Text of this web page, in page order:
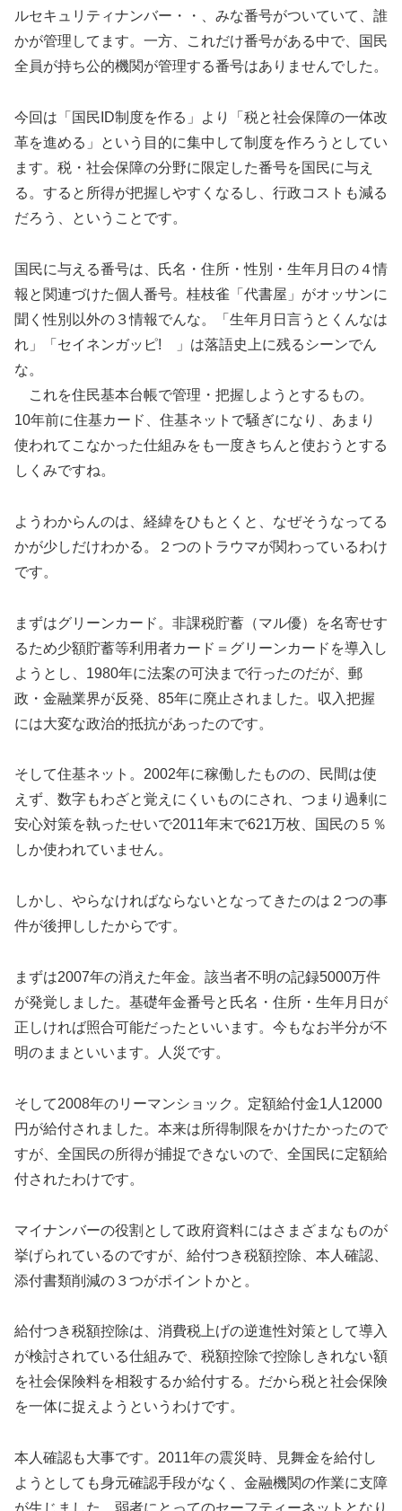
ルセキュリティナンバー・・、みな番号がついていて、誰
かが管理してます。一方、これだけ番号がある中で、国民
全員が持ち公的機関が管理する番号はありませんでした。
今回は「国民ID制度を作る」より「税と社会保障の一体改
革を進める」という目的に集中して制度を作ろうとしてい
ます。税・社会保障の分野に限定した番号を国民に与え
る。すると所得が把握しやすくなるし、行政コストも減る
だろう、ということです。
国民に与える番号は、氏名・住所・性別・生年月日の４情
報と関連づけた個人番号。桂枝雀「代書屋」がオッサンに
聞く性別以外の３情報でんな。「生年月日言うとくんなは
れ」「セイネンガッピ! 」は落語史上に残るシーンでん
な。
これを住民基本台帳で管理・把握しようとするもの。
10年前に住基カード、住基ネットで騒ぎになり、あまり
使われてこなかった仕組みをも一度きちんと使おうとする
しくみですね。
ようわからんのは、経緯をひもとくと、なぜそうなってる
かが少しだけわかる。２つのトラウマが関わっているわけ
です。
まずはグリーンカード。非課税貯蓄（マル優）を名寄せす
るため少額貯蓄等利用者カード＝グリーンカードを導入し
ようとし、1980年に法案の可決まで行ったのだが、郵
政・金融業界が反発、85年に廃止されました。収入把握
には大変な政治的抵抗があったのです。
そして住基ネット。2002年に稼働したものの、民間は使
えず、数字もわざと覚えにくいものにされ、つまり過剰に
安心対策を執ったせいで2011年末で621万枚、国民の５％
しか使われていません。
しかし、やらなければならないとなってきたのは２つの事
件が後押ししたからです。
まずは2007年の消えた年金。該当者不明の記録5000万件
が発覚しました。基礎年金番号と氏名・住所・生年月日が
正しければ照合可能だったといいます。今もなお半分が不
明のままといいます。人災です。
そして2008年のリーマンショック。定額給付金1人12000
円が給付されました。本来は所得制限をかけたかったので
すが、全国民の所得が捕捉できないので、全国民に定額給
付されたわけです。
マイナンバーの役割として政府資料にはさまざまなものが
挙げられているのですが、給付つき税額控除、本人確認、
添付書類削減の３つがポイントかと。
給付つき税額控除は、消費税上げの逆進性対策として導入
が検討されている仕組みで、税額控除で控除しきれない額
を社会保険料を相殺するか給付する。だから税と社会保険
を一体に捉えようというわけです。
本人確認も大事です。2011年の震災時、見舞金を給付し
ようとしても身元確認手段がなく、金融機関の作業に支障